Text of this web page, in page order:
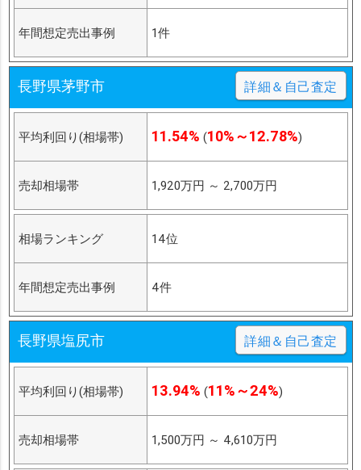
年間想定売出事例 1件
長野県茅野市 詳細＆自己査定
平均利回り(相場帯) 11.54% (10%～12.78%)
売却相場帯 1,920万円 ～ 2,700万円
相場ランキング 14位
年間想定売出事例 4件
長野県塩尻市 詳細＆自己査定
平均利回り(相場帯) 13.94% (11%～24%)
売却相場帯 1,500万円 ～ 4,610万円